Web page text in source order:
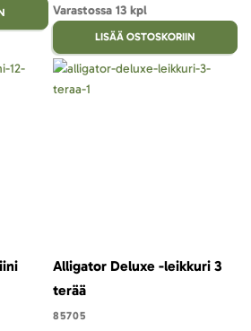
Varastossa 13 kpl
LISÄÄ OSTOSKORIIN
Alligator Deluxe -leikkuri 3
terää
85705